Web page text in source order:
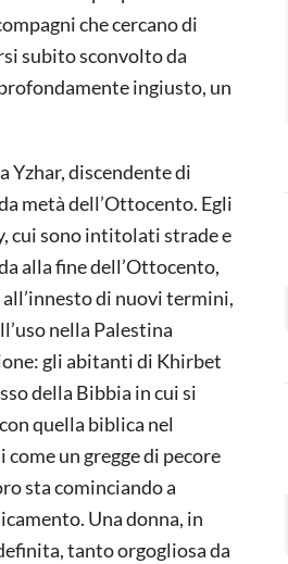
che cercano di
subito sconvolto da
ingiusto, un
Yzhar, discendente di
metà dell’Ottocento. Egli
cui sono intitolati strade e
alla fine dell’Ottocento,
di nuovi termini,
nella Palestina
gli abitanti di Khirbet
della Bibbia in cui si
quella biblica nel
un gregge di pecore
sta cominciando a
Una donna, in
tanto orgogliosa da